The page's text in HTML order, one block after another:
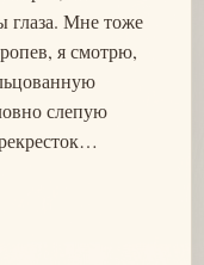
глаза. Мне тоже
я смотрю,
слепую